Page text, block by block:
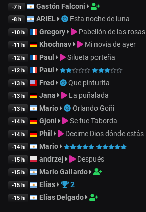
-7 h Gastón Falconi
-8 h ARIEL Esta noche de luna
-10 h Gregory Pabellón de las rosas
-11 h Khochnav Mi novia de ayer
-12 h Paul Silueta porteña
-12 h Paul
-13 h Fred Que pinturita
-13 h Jana La puñalada
-13 h Mario Orlando Goñi
-14 h Gjoni Se fue Taborda
-14 h Phil Decime Dios dónde estás
-14 h Mario
-15 h andrzej Después
-15 h Mario Gallardo
-15 h Elías 2
-15 h Elías Delgado